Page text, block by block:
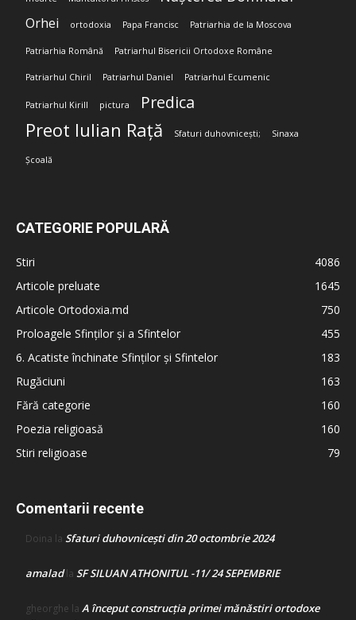
Orhei ortodoxia Papa Francisc Patriarhia de la Moscova
Patriarhia Română Patriarhul Bisericii Ortodoxe Române
Patriarhul Chiril Patriarhul Daniel Patriarhul Ecumenic
Patriarhul Kirill pictura Predica
Preot Iulian Rață Sfaturi duhovnicești; Sinaxa
Școală
CATEGORIE POPULARĂ
Stiri
4086
Articole preluate
1645
Articole Ortodoxia.md
750
Proloagele Sfinților și a Sfintelor
455
6. Acatiste închinate Sfinților și Sfintelor
183
Rugăciuni
163
Fără categorie
160
Poezia religioasă
160
Stiri religioase
79
Comentarii recente
Doina la Sfaturi duhovnicești din 20 octombrie 2024
amaladla SF SILUAN ATHONITUL -11/ 24 SEPEMBRIE
gheorghe la A început construcţia primei mănăstiri ortodoxe